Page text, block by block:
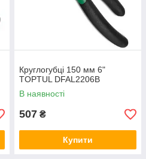
Круглогубці 150 мм 6"
TOPTUL DFAL2206B
В наявності
507 ₴
Купити